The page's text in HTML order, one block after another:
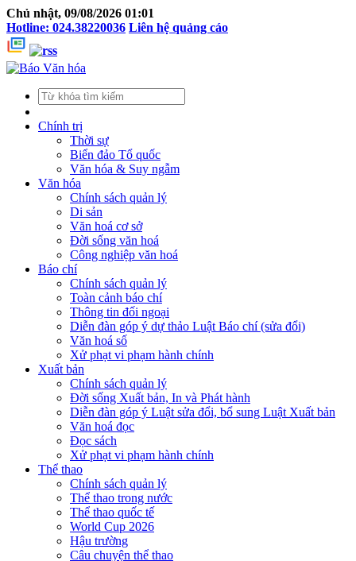
Chủ nhật, 09/08/2026 01:01
Hotline: 024.38220036 Liên hệ quảng cáo
Chính trị
Thời sự
Biển đảo Tổ quốc
Văn hóa & Suy ngẫm
Văn hóa
Chính sách quản lý
Di sản
Văn hoá cơ sở
Đời sống văn hoá
Công nghiệp văn hoá
Báo chí
Chính sách quản lý
Toàn cảnh báo chí
Thông tin đối ngoại
Diễn đàn góp ý dự thảo Luật Báo chí (sửa đổi)
Văn hoá số
Xử phạt vi phạm hành chính
Xuất bản
Chính sách quản lý
Đời sống Xuất bản, In và Phát hành
Diễn đàn góp ý Luật sửa đổi, bổ sung Luật Xuất bản
Văn hoá đọc
Đọc sách
Xử phạt vi phạm hành chính
Thể thao
Chính sách quản lý
Thể thao trong nước
Thể thao quốc tế
World Cup 2026
Hậu trường
Câu chuyện thể thao